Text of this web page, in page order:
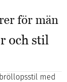
för män
och stil
med